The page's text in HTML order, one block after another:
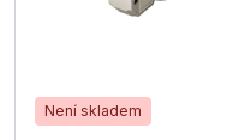
Není skladem